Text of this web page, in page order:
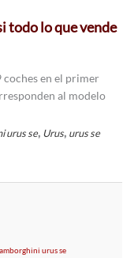
todo lo que vende
coches en el primer
al modelo
urus se, Urus, urus se
urus se